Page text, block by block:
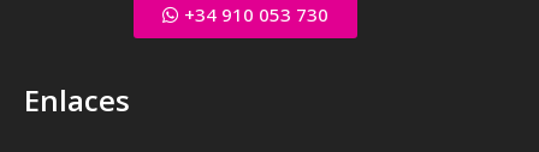
+34 910 053 730
Enlaces